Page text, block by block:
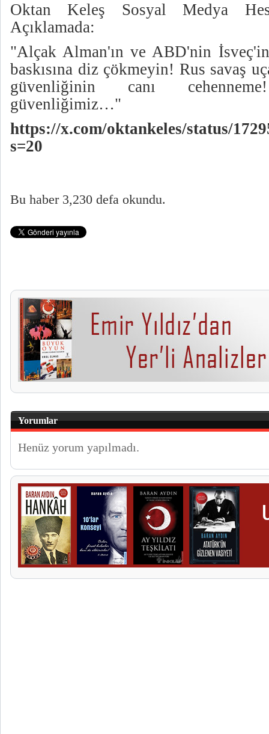
Oktan Keleş Sosyal Medya
Açıklamada:
"Alçak Alman'ın ve ABD'nin İsveç'in
baskısına diz çökmeyin! Rus savaş
güvenliğinin canı
güvenliğimiz…"
https://x.com/oktankeles/status/
s=20
Bu haber 3,230 defa okundu.
Yorumlar
Henüz yorum yapılmadı.